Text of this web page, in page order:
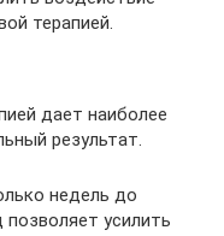
терапией.
дает наиболее
результат.
недель до
позволяет усилить